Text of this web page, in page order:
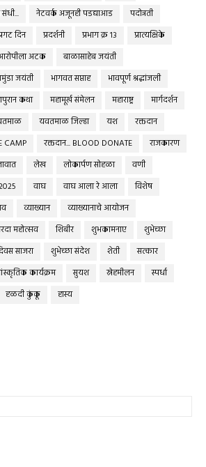
नेटवर्क अजूनही पडद्याआड
पदोन्नती
दिन प्रदर्शनी प्रभाग क्र १३
प्रात्यक्षिके
अटक
बाळासाहेब जयंती
जयंती भागवत सप्ताह
भावपूर्ण श्रद्धांजली
कथा महामूर्ख संमेलन महाराष्ट्र
मार्गदर्शन
यवतमाळ जिल्हा यश
रक्तदान
CAMP
रक्तदान... BLOOD DONATE
राजकारण
लेख लोकार्पण सोहळा
वणी
वाघ वाघ आला रे आला
विशेष
व्याख्यान
व्याख्यानाचे आयोजन
महोत्सव शिबीर शुभकामनाए
शुभेच्छा
साजरा
शुभेच्छा संदेश शेती
सत्कार
कार्यक्रम सुयश स्नेहमीलन
स्पर्धा
हळदी कुंकू हास्य